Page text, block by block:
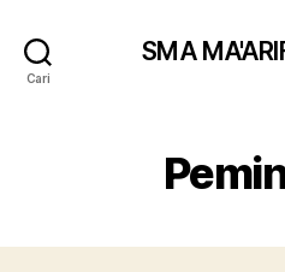
Cari
SMA